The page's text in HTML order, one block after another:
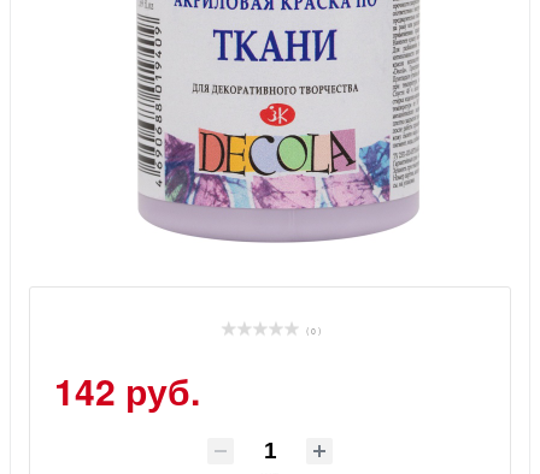
( 0 )
142 руб.